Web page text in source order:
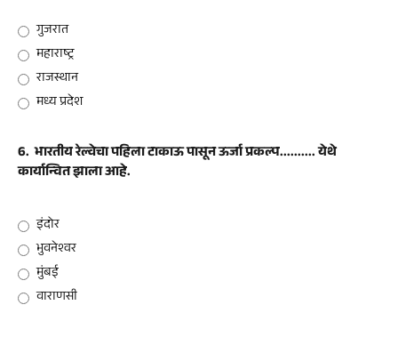
गुजरात
महाराष्ट्र
राजस्थान
मध्य प्रदेश
6. भारतीय रेल्वेचा पहिला टाकाऊ पासून ऊर्जा प्रकल्प.......... येथे
कार्यान्वित झाला आहे.
इंदोर
भुवनेश्वर
मुंबई
वाराणसी